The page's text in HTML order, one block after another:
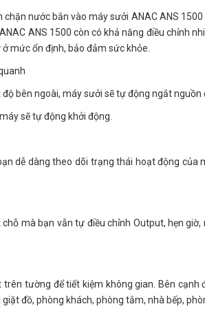
nước bắn vào máy sưởi ANAC ANS
ANS 1500 còn có khả năng điều chỉnh
mức ổn định, bảo đảm sức khỏe.
bên ngoài, máy sưởi sẽ tự động ngắt nguồn
sẽ tự động khởi động.
dễ dàng theo dõi trạng thái hoạt động của
mà bạn vẫn tự điều chỉnh Output, hẹn
trên tường để tiết kiệm không gian. Bên
đồ, phòng khách, phòng tắm, nhà bếp,